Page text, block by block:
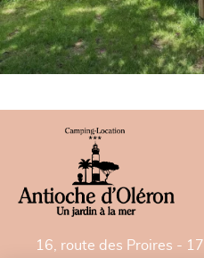
16, route des Proires -